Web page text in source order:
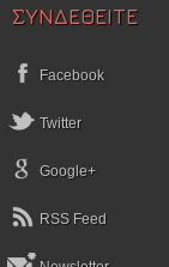
ΣΥΝΔΕΘΕΙΤΕ
Facebook
Twitter
Google+
RSS Feed